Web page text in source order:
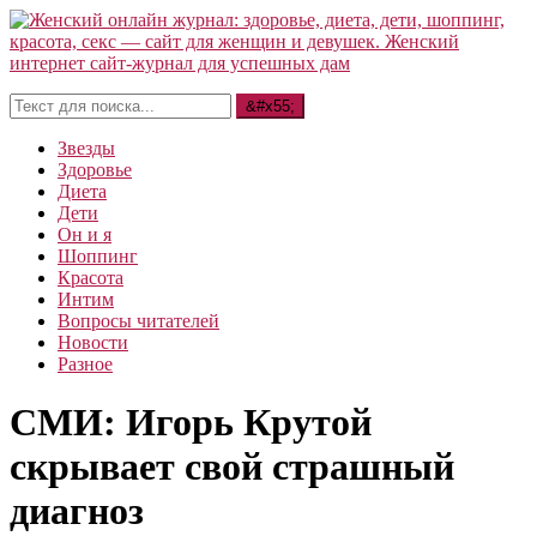
Звезды
Здоровье
Диета
Дети
Он и я
Шоппинг
Красота
Интим
Вопросы читателей
Новости
Разное
СМИ: Игорь Крутой
скрывает свой страшный
диагноз